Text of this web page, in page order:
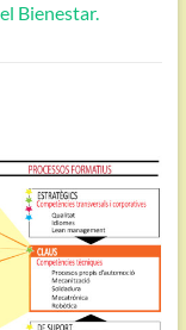
Bienestar.